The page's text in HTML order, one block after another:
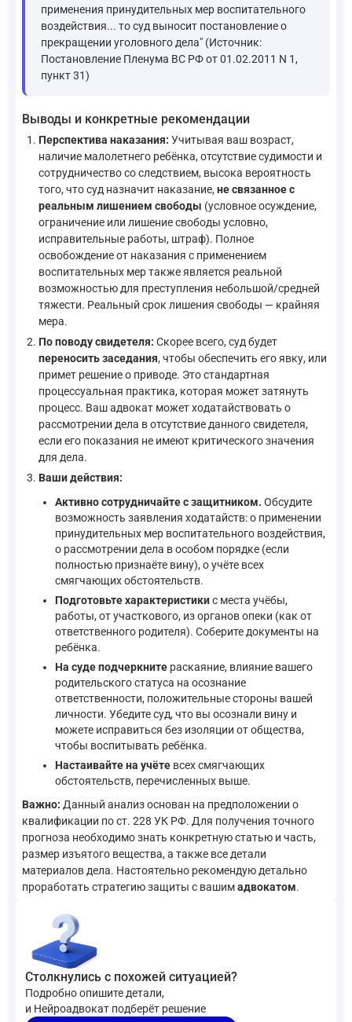
применения принудительных мер воспитательного
воздействия... то суд выносит постановление о
прекращении уголовного дела" (Источник:
Постановление Пленума ВС РФ от 01.02.2011 N 1,
пункт 31)
Выводы и конкретные рекомендации
Перспектива наказания: Учитывая ваш возраст,
наличие малолетнего ребёнка, отсутствие судимости и
сотрудничество со следствием, высока вероятность
того, что суд назначит наказание, не связанное с
реальным лишением свободы (условное осуждение,
ограничение или лишение свободы условно,
исправительные работы, штраф). Полное
освобождение от наказания с применением
воспитательных мер также является реальной
возможностью для преступления небольшой/средней
тяжести. Реальный срок лишения свободы — крайняя
мера.
По поводу свидетеля: Скорее всего, суд будет
переносить заседания, чтобы обеспечить его явку, или
примет решение о приводе. Это стандартная
процессуальная практика, которая может затянуть
процесс. Ваш адвокат может ходатайствовать о
рассмотрении дела в отсутствие данного свидетеля,
если его показания не имеют критического значения
для дела.
Ваши действия:
Активно сотрудничайте с защитником. Обсудите
возможность заявления ходатайств: о применении
принудительных мер воспитательного воздействия,
о рассмотрении дела в особом порядке (если
полностью признаёте вину), о учёте всех
смягчающих обстоятельств.
Подготовьте характеристикис места учёбы,
работы, от участкового, из органов опеки (как от
ответственного родителя). Соберите документы на
ребёнка.
На суде подчеркните раскаяние, влияние вашего
родительского статуса на осознание
ответственности, положительные стороны вашей
личности. Убедите суд, что вы осознали вину и
можете исправиться без изоляции от общества,
чтобы воспитывать ребёнка.
Настаивайте на учёте всех смягчающих
обстоятельств, перечисленных выше.
Важно: Данный анализ основан на предположении о
квалификации по ст. 228 УК РФ. Для получения точного
прогноза необходимо знать конкретную статью и часть,
размер изъятого вещества, а также все детали
материалов дела. Настоятельно рекомендую детально
проработать стратегию защиты с вашимадвокатом.
Столкнулись с похожей ситуацией?
Подробно опишите детали,
и Нейроадвокат подберёт решение